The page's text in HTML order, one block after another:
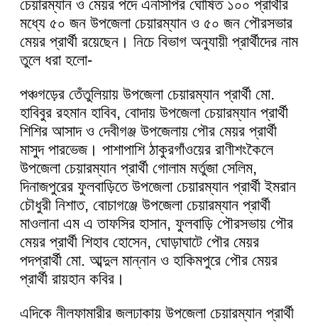
চেয়ারম্যান ও মেয়র পদে এনসিপির ঘোষিত ১০০ প্রার্থীর
মধ্যে ৫০ জন উপজেলা চেয়ারম্যান ও ৫০ জন পৌরসভার
মেয়র প্রার্থী রয়েছেন। নিচে বিভাগ অনুযায়ী প্রার্থীদের নাম
তুলে ধরা হলো-
পঞ্চগড়ের তেঁতুলিয়ায় উপজেলা চেয়ারম্যান প্রার্থী মো.
হাবিবুর রহমান হাবিব, বোদায় উপজেলা চেয়ারম্যান প্রার্থী
শিশির আসাদ ও দেবীগঞ্জ উপজেলায় পৌর মেয়র প্রার্থী
মাসুদ পারভেজ। পাশাপাশি ঠাকুরগাঁওয়ের রাণীশংকৈলে
উপজেলা চেয়ারম্যান প্রার্থী গোলাম মর্তুজা সেলিম,
দিনাজপুরের ফুলবাড়িতে উপজেলা চেয়ারম্যান প্রার্থী ইমরান
চৌধুরী নিশাত, বোচাগঞ্জে উপজেলা চেয়ারম্যান প্রার্থী
মাওলানা এম এ তাফসির হাসান, ফুলবাড়ি পৌরসভায় পৌর
মেয়র প্রার্থী শিহাব হোসেন, ঘোড়াঘাটে পৌর মেয়র
পদপ্রার্থী মো. আব্দুল মান্নান ও হাকিমপুরে পৌর মেয়র
প্রার্থী রায়হান কবির।
এদিকে নীলফামারীর জলঢাকায় উপজেলা চেয়ারম্যান প্রার্থী